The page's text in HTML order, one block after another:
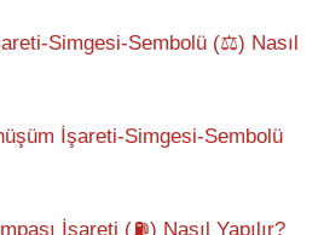
Simgesi-Sembolü (⚖) Nasıl
İşareti-Simgesi-Sembolü
İşareti (⛽) Nasıl Yapılır?